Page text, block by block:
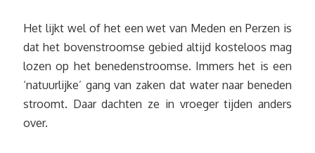
Het lijkt wel of het een wet van Meden en Perzen is
dat het bovenstroomse gebied altijd kosteloos mag
lozen op het benedenstroomse. Immers het is een
‘natuurlijke’ gang van zaken dat water naar beneden
stroomt. Daar dachten ze in vroeger tijden anders
over.